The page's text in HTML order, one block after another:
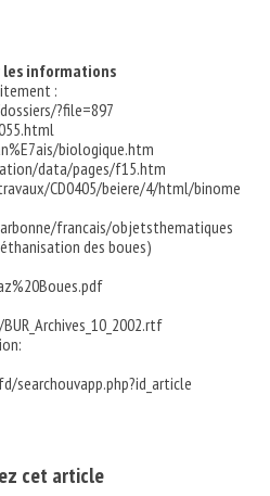
informations
:
?file=897
biologique.htm
data/pages/f15.htm
CD0405/beiere/4/html/binome
francais/objetsthematiques
des boues)
searchouvapp.php?id_article
cet article